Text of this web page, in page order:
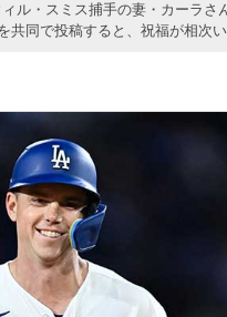
ル・スミス捕手の妻・カーラさ
同で投稿すると、祝福が相次い